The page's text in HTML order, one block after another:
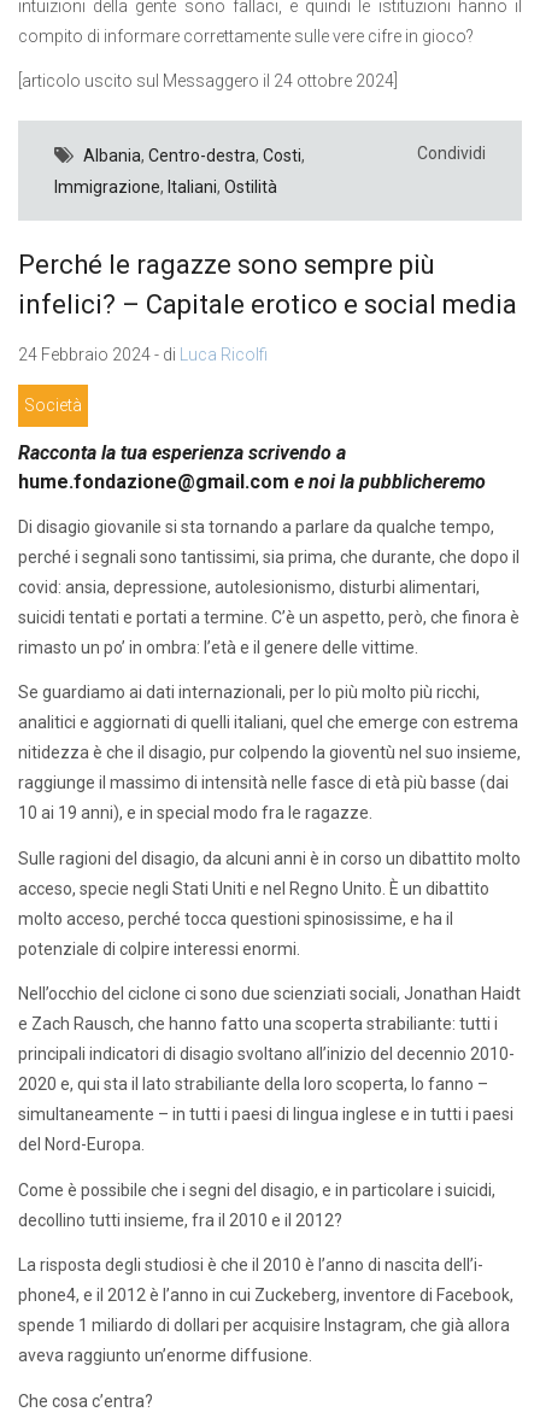
intuizioni della gente sono fallaci, e quindi le istituzioni hanno il
compito di informare correttamente sulle vere cifre in gioco?
[articolo uscito sul Messaggero il 24 ottobre 2024]
Albania, Centro-destra, Costi,
Immigrazione, Italiani, Ostilità
Condividi
Perché le ragazze sono sempre più
infelici? – Capitale erotico e social media
24 Febbraio 2024 - di Luca Ricolfi
Società
Racconta la tua esperienza scrivendo a
hume.fondazione@gmail.com e noi la pubblicheremo
Di disagio giovanile si sta tornando a parlare da qualche tempo,
perché i segnali sono tantissimi, sia prima, che durante, che dopo il
covid: ansia, depressione, autolesionismo, disturbi alimentari,
suicidi tentati e portati a termine. C’è un aspetto, però, che finora è
rimasto un po’ in ombra: l’età e il genere delle vittime.
Se guardiamo ai dati internazionali, per lo più molto più ricchi,
analitici e aggiornati di quelli italiani, quel che emerge con estrema
nitidezza è che il disagio, pur colpendo la gioventù nel suo insieme,
raggiunge il massimo di intensità nelle fasce di età più basse (dai
10 ai 19 anni), e in special modo fra le ragazze.
Sulle ragioni del disagio, da alcuni anni è in corso un dibattito molto
acceso, specie negli Stati Uniti e nel Regno Unito. È un dibattito
molto acceso, perché tocca questioni spinosissime, e ha il
potenziale di colpire interessi enormi.
Nell’occhio del ciclone ci sono due scienziati sociali, Jonathan Haidt
e Zach Rausch, che hanno fatto una scoperta strabiliante: tutti i
principali indicatori di disagio svoltano all’inizio del decennio 2010-
2020 e, qui sta il lato strabiliante della loro scoperta, lo fanno –
simultaneamente – in tutti i paesi di lingua inglese e in tutti i paesi
del Nord-Europa.
Come è possibile che i segni del disagio, e in particolare i suicidi,
decollino tutti insieme, fra il 2010 e il 2012?
La risposta degli studiosi è che il 2010 è l’anno di nascita dell’i-
phone4, e il 2012 è l’anno in cui Zuckeberg, inventore di Facebook,
spende 1 miliardo di dollari per acquisire Instagram, che già allora
aveva raggiunto un’enorme diffusione.
Che cosa c’entra?